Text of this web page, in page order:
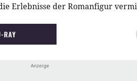
Erlebnisse der Romanfigur
RAY